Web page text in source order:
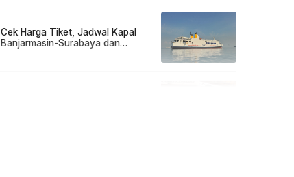
Cek Harga Tiket, Jadwal Kapal
Banjarmasin-Surabaya dan